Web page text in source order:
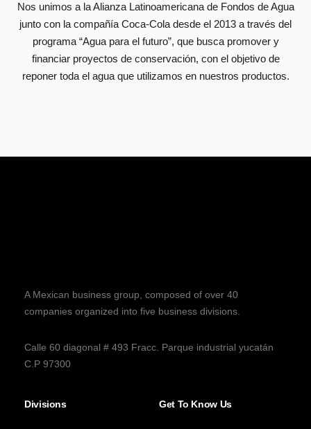
Nos unimos a la Alianza Latinoamericana de Fondos de Agua
junto con la compañía Coca-Cola desde el 2013 a través del
programa “Agua para el futuro”, que busca promover y
financiar proyectos de conservación, con el objetivo de
reponer toda el agua que utilizamos en nuestros productos.
A Mexican business group, composed of over 40
companies organized into five business divisions.
Calle 60 diagonal # 493 Fracc. Parque industrial yucatán
C.P 97300
Divisions Get To Know Us